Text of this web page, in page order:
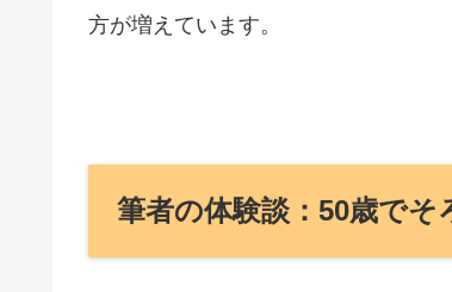
方が増えています。
筆者の体験談：50歳でそ